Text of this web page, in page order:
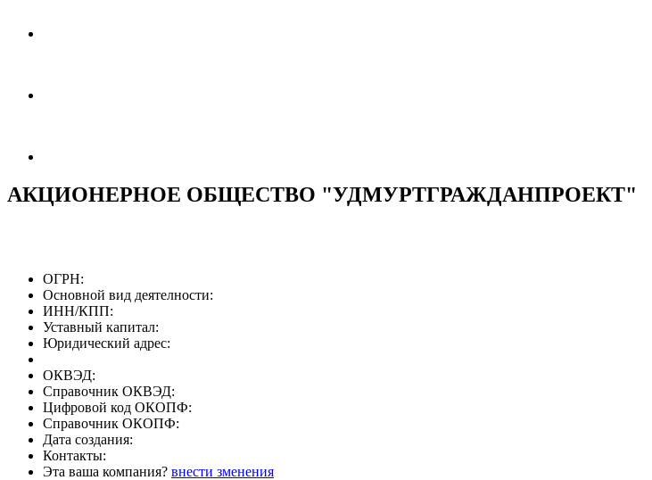
АКЦИОНЕРНОЕ ОБЩЕСТВО "УДМУРТГРАЖДАНПРОЕКТ"
ОГРН:
Основной вид деятелности:
ИНН/КПП:
Уставный капитал:
Юридический адрес:
ОКВЭД:
Справочник ОКВЭД:
Цифровой код ОКОПФ:
Справочник ОКОПФ:
Дата создания:
Контакты:
Эта ваша компания? внести зменения